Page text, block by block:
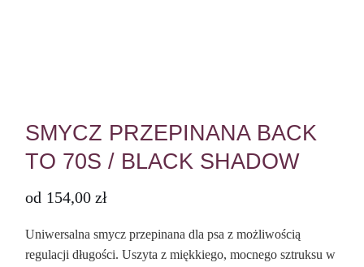
SMYCZ PRZEPINANA BACK
TO 70S / BLACK SHADOW
od 154,00 zł
Uniwersalna smycz przepinana dla psa z możliwością
regulacji długości. Uszyta z miękkiego, mocnego sztruksu w